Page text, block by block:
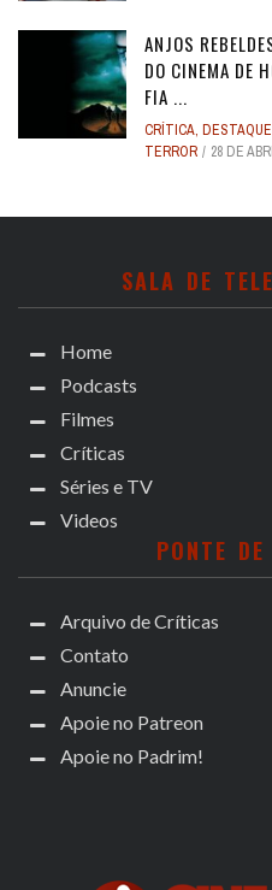
ANJOS
DO CINEMA DE
FIA ...
CRÍTICA,
TERROR
28 DE
SALA DE
Home
Podcasts
Filmes
Críticas
Séries e TV
Videos
PONTE
Arquivo de Críticas
Contato
Anuncie
Apoie no Patreon
Apoie no Padrim!